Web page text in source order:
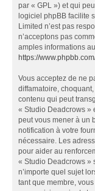
par « GPL ») et qui
logiciel phpBB facilite
Limited n’est pas
n’acceptons pas
amples informations
https://
Vous acceptez de ne
diffamatoire,
contenu qui peut
« Studio Deadcrows »
peut vous mener à un
notification à votre
nécessaire. Les
pour aider au
« Studio Deadcrows »
n’importe quel sujet
tant que membre,